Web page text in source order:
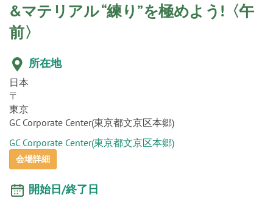
&マテリアル “練り”を極めよう!〈午
前〉
所在地
日本
〒
東京
GC Corporate Center(東京都文京区本郷)
GC Corporate Center(東京都文京区本郷)
会場詳細
開始日/終了日